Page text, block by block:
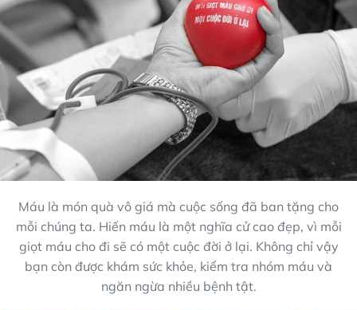
Máu là món quà vô giá mà cuộc sống đã ban tặng cho
mỗi chúng ta. Hiến máu là một nghĩa cử cao đẹp, vì mỗi
giọt máu cho đi sẽ có một cuộc đời ở lại. Không chỉ vậy
bạn còn được khám sức khỏe, kiểm tra nhóm máu và
ngăn ngừa nhiều bệnh tật.